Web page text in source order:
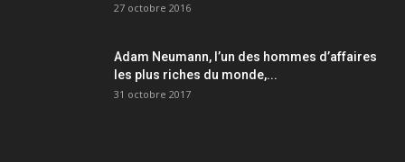
27 octobre 2016
Adam Neumann, l’un des hommes d’affaires
les plus riches du monde,...
31 octobre 2017